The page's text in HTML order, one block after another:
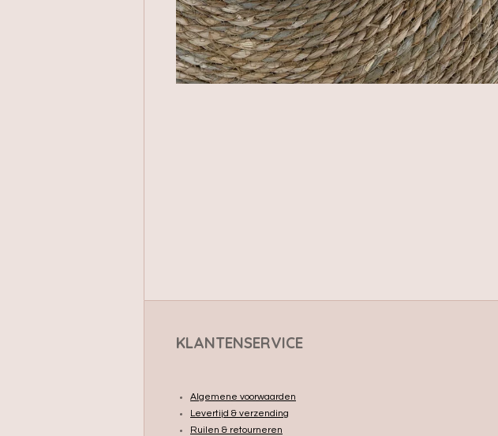
KLANTENSERVICE
Algemene voorwaarden
Levertijd & verzending
Ruilen & retourneren